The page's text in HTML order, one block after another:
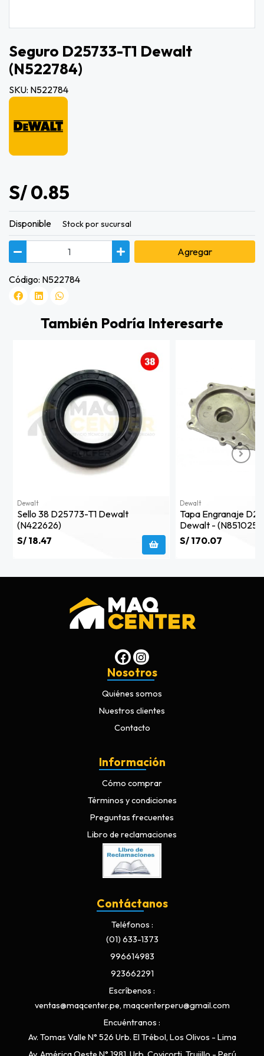
Seguro D25733-T1 Dewalt
(n522784)
SKU: N522784
S/ 0.85
Disponible Stock por sucursal
Agregar
Código: N522784
También Podría Interesarte
Dewalt
Sello 38 D25773-T1 Dewalt
(n422626)
S/ 18.47
Dewalt
Tapa Engranaje
Dewalt - (n851025)
S/ 170.07
Nosotros
Quiénes somos
Nuestros clientes
Contacto
Información
Cómo comprar
Términos y condiciones
Preguntas frecuentes
Libro de reclamaciones
Contáctanos
Teléfonos
(01) 633-1373
996614983
923662291
Escríbenos
ventas@maqcenter.pe, maqcenterperu@gmail.com
Encuéntranos
Av. Tomas Valle N° 526 Urb. El Trébol, Los Olivos - Lima